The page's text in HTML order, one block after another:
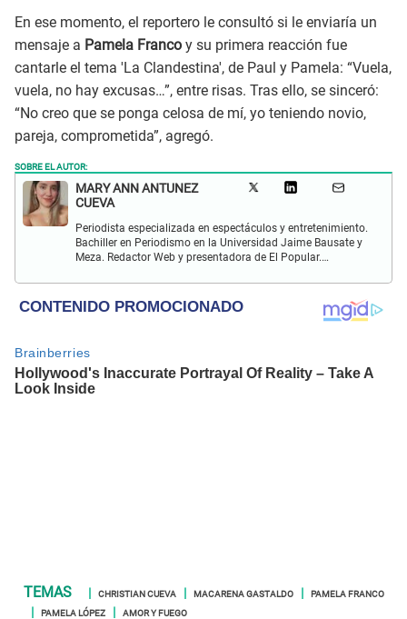
En ese momento, el reportero le consultó si le enviaría un
mensaje a Pamela Franco y su primera reacción fue
cantarle el tema 'La Clandestina', de Paul y Pamela: “Vuela,
vuela, no hay excusas…”, entre risas. Tras ello, se sinceró:
“No creo que se ponga celosa de mí, yo teniendo novio,
pareja, comprometida”, agregó.
SOBRE EL AUTOR:
MARY ANN ANTUNEZ
CUEVA
Periodista especializada en espectáculos y entretenimiento.
Bachiller en Periodismo en la Universidad Jaime Bausate y
Meza. Redactor Web y presentadora de El Popular.
y espectáculos internacional.
CHRISTIAN CUEVA MACARENA GASTALDO
PAMELA FRANCO
PAMELA LÓPEZ
AMOR Y FUEGO